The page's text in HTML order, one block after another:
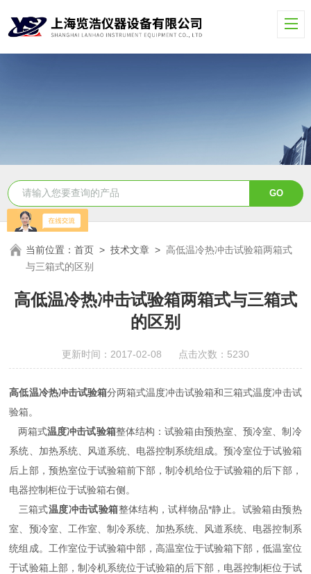
当前位置：首页 >技术文章 > 高低温冷热冲击试验箱两箱式
与三箱式的区别
高低温冷热冲击试验箱两箱式与三箱式
的区别
更新时间：2017-02-08 点击次数：5230
高低温冷热冲击试验箱分两箱式温度冲击试验箱和三箱式温度冲击试
验箱。
两箱式温度冲击试验箱整体结构：试验箱由预热室、预冷室、制冷
系统、加热系统、风道系统、电器控制系统组成。预冷室位于试验箱
后上部，预热室位于试验箱前下部，制冷机给位于试验箱的后下部，
电器控制柜位于试验箱右侧。
三箱式温度冲击试验箱整体结构，试样物品*静止。试验箱由预热
室、预冷室、工作室、制冷系统、加热系统、风道系统、电器控制系
统组成。工作室位于试验箱中部，高温室位于试验箱下部，低温室位
于试验箱上部，制冷机系统位于试验箱的后下部，电器控制柜位于试